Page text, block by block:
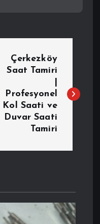
Çerkezköy
Saat Tamiri
Profesyonel
Kol Saati ve
Duvar Saati
Tamiri